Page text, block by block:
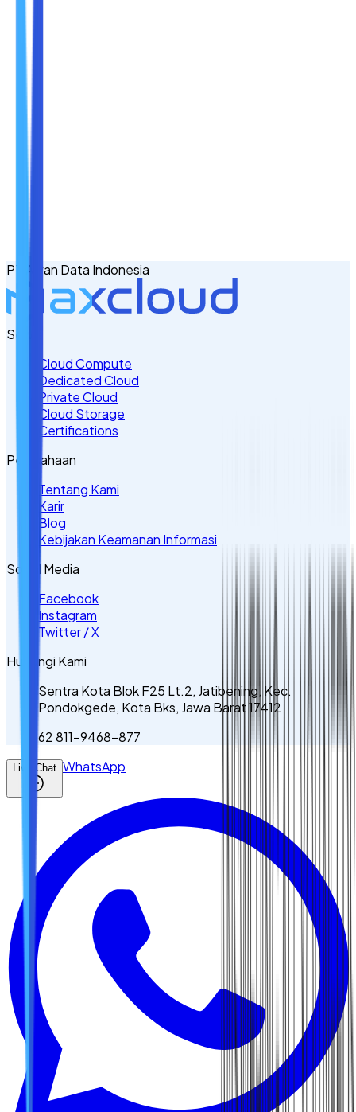
Nama
No. Handphone
Tulis Kebutuhan Anda di Sini
PT Awan Data Indonesia
Servis
Cloud Compute
Dedicated Cloud
Private Cloud
Cloud Storage
Certifications
Perusahaan
Tentang Kami
Karir
Blog
Kebijakan Keamanan Informasi
Sosial Media
Facebook
Instagram
Twitter / X
Hubungi Kami
Sentra Kota Blok F25 Lt.2, Jatibening, Kec.
Pondokgede, Kota Bks, Jawa Barat 17412
62 811-9468-877
Live Chat WhatsApp